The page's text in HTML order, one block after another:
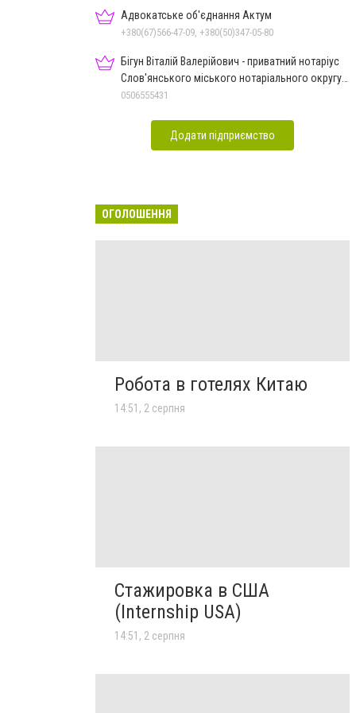
Адвокатське об'єднання Актум
+380(67)566-47-09, +380(50)347-05-80
Бігун Віталій Валерійович - приватний нотаріус
Слов'янського міського нотаріального округу
Дон.обл.
0506555431
Додати підприємство
ОГОЛОШЕННЯ
Робота в готелях Китаю
14:51, 2 серпня
Стажировка в США
(Internship USA)
14:51, 2 серпня